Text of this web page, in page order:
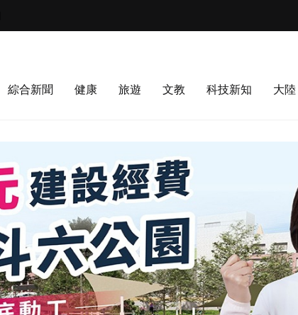
綜合新聞 健康 旅遊 文教 科技新知 大陸